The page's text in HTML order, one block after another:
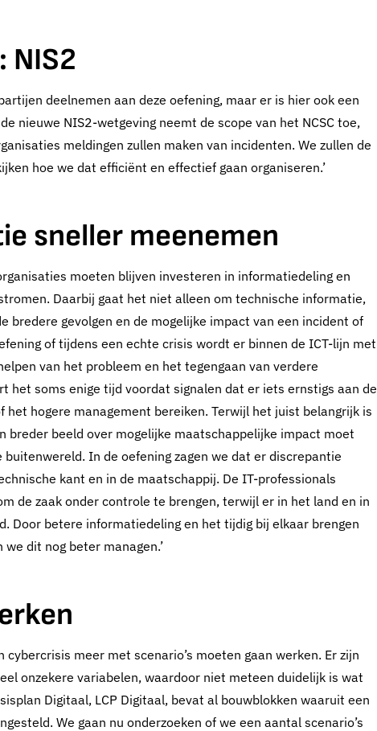
NIS2
deelnemen aan deze oefening, maar er is hier ook een
nieuwe NIS2-wetgeving neemt de scope van het NCSC toe,
meldingen zullen maken van incidenten. We zullen de
hoe we dat efficiënt en effectief gaan organiseren.’
sneller meenemen
moeten blijven investeren in informatiedeling en
Daarbij gaat het niet alleen om technische informatie,
bredere gevolgen en de mogelijke impact van een incident of
of tijdens een echte crisis wordt er binnen de ICT-lijn met
van het probleem en het tegengaan van verdere
het soms enige tijd voordat signalen dat er iets ernstigs aan de
het hogere management bereiken. Terwijl het juist belangrijk is
breder beeld over mogelijke maatschappelijke impact moet
In de oefening zagen we dat er discrepantie
kant en in de maatschappij. De IT-professionals
de zaak onder controle te brengen, terwijl er in het land en in
Door betere informatiedeling en het tijdig bij elkaar brengen
dit nog beter managen.’
cybercrisis meer met scenario’s moeten gaan werken. Er zijn
onzekere variabelen, waardoor niet meteen duidelijk is wat
Digitaal, LCP Digitaal, bevat al bouwblokken waaruit een
We gaan nu onderzoeken of we een aantal scenario’s